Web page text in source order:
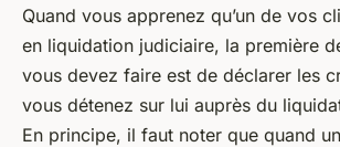
Quand vous apprenez qu’un de vos
en liquidation judiciaire, la première
vous devez faire est de déclarer les
vous détenez sur lui auprès du
En principe, il faut noter que quand